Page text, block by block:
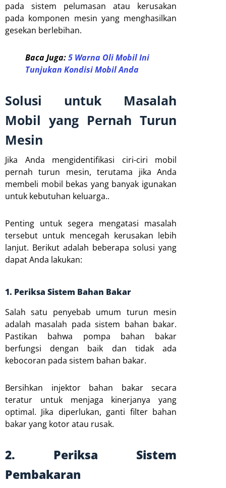
pada sistem pelumasan atau kerusakan
pada komponen mesin yang menghasilkan
gesekan berlebihan.
Baca Juga:5 Warna Oli Mobil Ini
Tunjukan Kondisi Mobil Anda
Solusi untuk Masalah
Mobil yang Pernah Turun
Mesin
Jika Anda mengidentifikasi ciri-ciri mobil
pernah turun mesin, terutama jika Anda
membeli mobil bekas yang banyak igunakan
untuk kebutuhan keluarga..
Penting untuk segera mengatasi masalah
tersebut untuk mencegah kerusakan lebih
lanjut. Berikut adalah beberapa solusi yang
dapat Anda lakukan:
1. Periksa Sistem Bahan Bakar
Salah satu penyebab umum turun mesin
adalah masalah pada sistem bahan bakar.
Pastikan bahwa pompa bahan bakar
berfungsi dengan baik dan tidak ada
kebocoran pada sistem bahan bakar.
Bersihkan injektor bahan bakar secara
teratur untuk menjaga kinerjanya yang
optimal. Jika diperlukan, ganti filter bahan
bakar yang kotor atau rusak.
2. Periksa Sistem
Pembakaran